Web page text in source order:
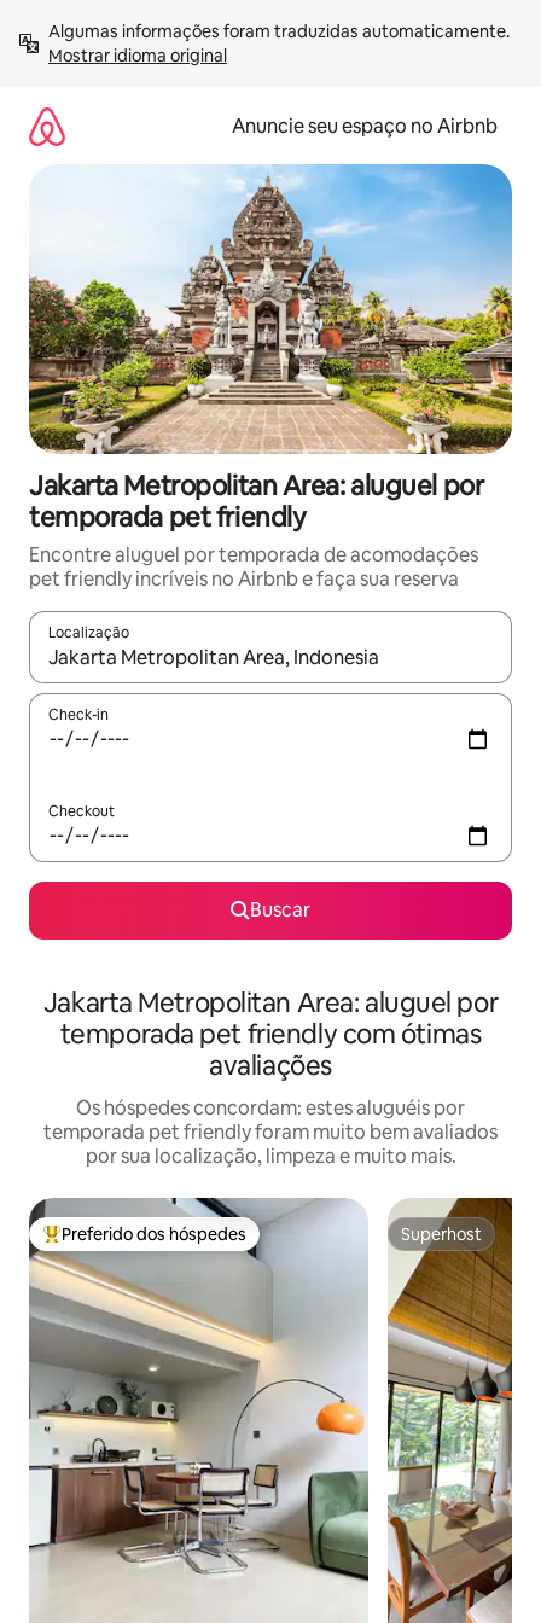
para
Mostrar idioma original
Anuncie seu espaço no Airbnb
Jakarta Metropolitan Area: aluguel por
temporada pet friendly
Encontre aluguel por temporada de acomodações
pet friendly incríveis no Airbnb e faça sua reserva
Localização
Quando os resultados estiverem disponíveis, explore-os
Check-in
Checkout
Buscar
Jakarta Metropolitan Area: aluguel por
temporada pet friendly com ótimas
avaliações
Os hóspedes concordam: estes aluguéis por
temporada pet friendly foram muito bem avaliados
por sua localização, limpeza e muito mais.
Entre os melhores preferidos dos hóspedes
Preferido dos hóspedes Superhost
Superhost